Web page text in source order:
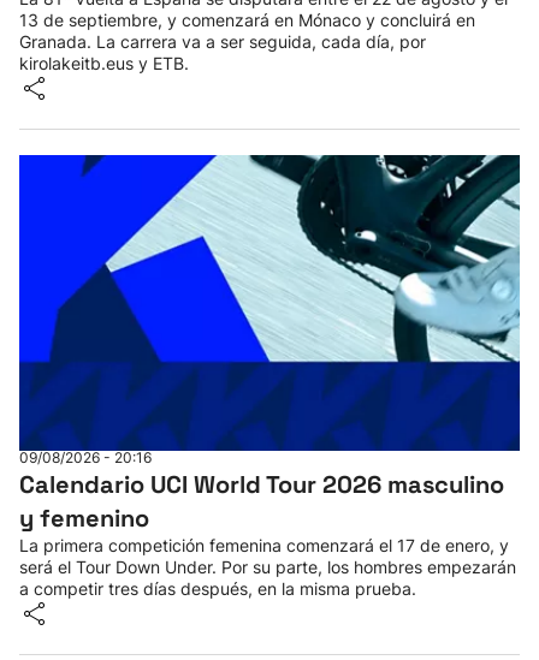
Kirolak 360
Atletismo
Carreras de montaña
Más deportes
"Helmuga"
13 de septiembre, y comenzará en Mónaco y concluirá en
Granada. La carrera va a ser seguida, cada día, por
kirolakeitb.eus y ETB.
09/08/2026 - 20:16
Calendario UCI World Tour 2026 masculino
y femenino
La primera competición femenina comenzará el 17 de enero, y
será el Tour Down Under. Por su parte, los hombres empezarán
a competir tres días después, en la misma prueba.